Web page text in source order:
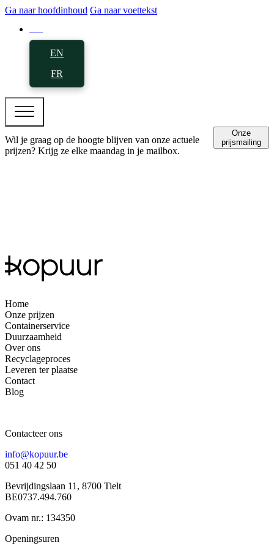
Ga naar hoofdinhoud Ga naar voettekst
EN
FR
Wil je graag op de hoogte blijven van onze actuele
prijzen? Krijg ze elke maandag in je mailbox.
Onze
prijsmailing
Home
Onze prijzen
Containerservice
Duurzaamheid
Over ons
Recyclageproces
Leveren ter plaatse
Contact
Blog
Contacteer ons
info@kopuur.be
051 40 42 50
Bevrijdingslaan 11, 8700 Tielt
BE0737.494.760
Ovam nr.: 134350
Openingsuren